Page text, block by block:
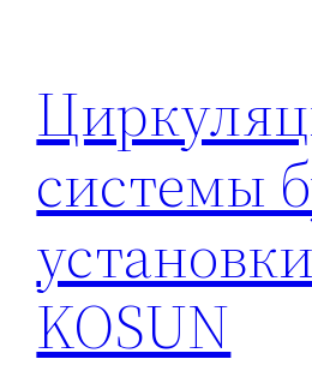
содержимому
системы
установки
KOSUN